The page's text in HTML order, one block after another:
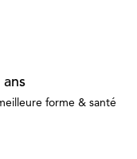
forme & santé